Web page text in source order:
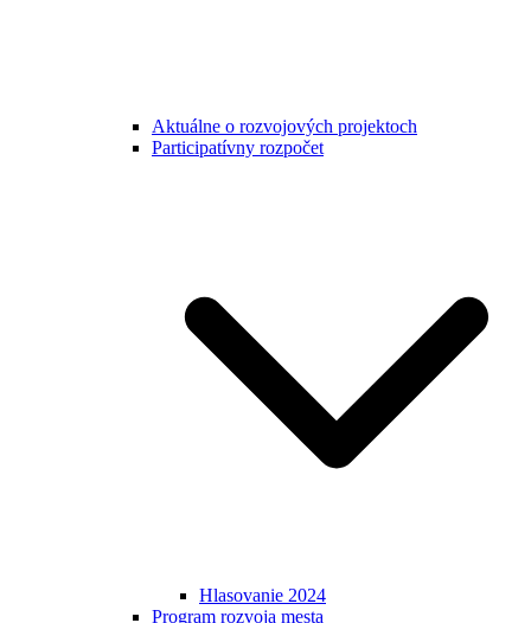
Aktuálne o rozvojových projektoch
Participatívny rozpočet
Hlasovanie 2024
Program rozvoja mesta